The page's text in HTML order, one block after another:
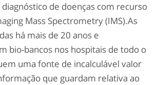
de doenças com recurso
Mass Spectrometry (IMS).As
há mais de 20 anos e
bio-bancos nos hospitais de todo o
uma fonte de incalculável valor
que guardam relativa ao